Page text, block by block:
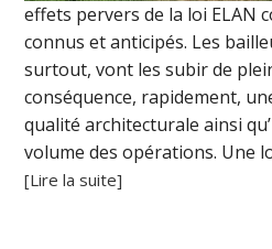
effets pervers de la loi ELAN
connus et anticipés. Les
surtout, vont les subir de
conséquence, rapidement,
qualité architecturale ainsi
volume des opérations. Une
[Lire la suite]